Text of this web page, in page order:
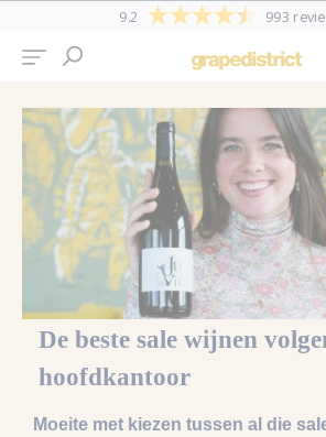
9.2 993
De beste sale wijnen
hoofdkantoor
Moeite met kiezen tussen al die